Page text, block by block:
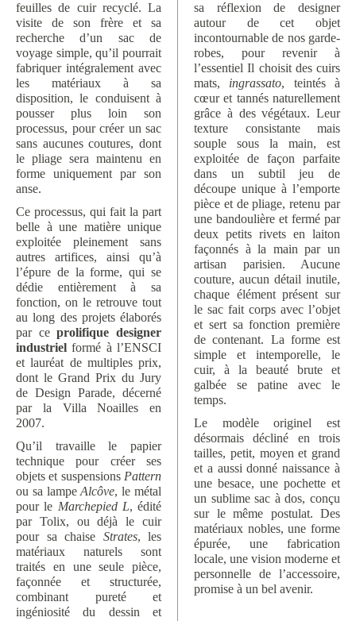
feuilles de cuir recyclé. La
visite de son frère et sa
recherche d’un sac de
voyage simple, qu’il pourrait
fabriquer intégralement avec
les matériaux à sa
disposition, le conduisent à
pousser plus loin son
processus, pour créer un sac
sans aucunes coutures, dont
le pliage sera maintenu en
forme uniquement par son
anse.
Ce processus, qui fait la part
belle à une matière unique
exploitée pleinement sans
autres artifices, ainsi qu’à
l’épure de la forme, qui se
dédie entièrement à sa
fonction, on le retrouve tout
au long des projets élaborés
par ceprolifique designer
industriel formé à l’ENSCI
et lauréat de multiples prix,
dont le Grand Prix du Jury
de Design Parade, décerné
par la Villa Noailles en
2007.
Qu’il travaille le papier
technique pour créer ses
objets et suspensions Pattern
ou sa lampeAlcôve, le métal
pour le Marchepied L, édité
par Tolix, ou déjà le cuir
pour sa chaise Strates, les
matériaux naturels sont
traités en une seule pièce,
façonnée et structurée,
combinant pureté et
ingéniosité du dessin et
sa réflexion de designer
autour de cet objet
incontournable de nos garde-
robes, pour revenir à
l’essentiel Il choisit des cuirs
mats, ingrassato, teintés à
cœur et tannés naturellement
grâce à des végétaux. Leur
texture consistante mais
souple sous la main, est
exploitée de façon parfaite
dans un subtil jeu de
découpe unique à l’emporte
pièce et de pliage, retenu par
une bandoulière et fermé par
deux petits rivets en laiton
façonnés à la main par un
artisan parisien. Aucune
couture, aucun détail inutile,
chaque élément présent sur
le sac fait corps avec l’objet
et sert sa fonction première
de contenant. La forme est
simple et intemporelle, le
cuir, à la beauté brute et
galbée se patine avec le
temps.
Le modèle originel est
désormais décliné en trois
tailles, petit, moyen et grand
et a aussi donné naissance à
une besace, une pochette et
un sublime sac à dos, conçu
sur le même postulat. Des
matériaux nobles, une forme
épurée, une fabrication
locale, une vision moderne et
personnelle de l’accessoire,
promise à un bel avenir.